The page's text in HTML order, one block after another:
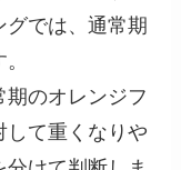
グでは、通常期
期のオレンジフ
して重くなりや